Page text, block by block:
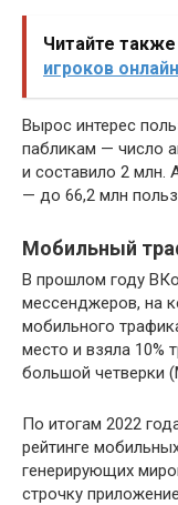
Читайте также
игроков
Вырос интерес
пабликам — число
и составило 2 млн.
— до 66,2 млн
Мобильный
В прошлом году
мессенджеров, на
мобильного
место и взяла 10%
большой четверки
По итогам 2022
рейтинге
генерирующих
строчку